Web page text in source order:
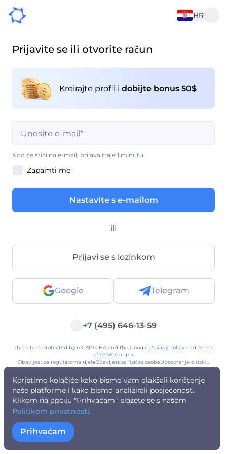
Koristimo kolačiće kako bismo vam olakšali korištenje
naše platforme i kako bismo analizirali posjećenost.
Klikom na opciju "Prihvaćam", slažete se s našom
Politikom privatnosti.
Prihvaćam
HR
Prijavite se ili otvorite račun
Kreirajte profil i dobijte bonus 50$
Kod će stići na e-mail, prijava traje 1 minutu.
Ovo polje je obavezno.
Zapamti me
Nastavite s e-mailom
ili
Prijavi se s lozinkom
Google Telegram
+7 (495) 646-13-59
This site is protected by reCAPTCHA and the Google Privacy Policy and Terms
of Serviceapply.
Obavijest za regulatorna tijelaObavijest za fizičke osobeUpozorenje o riziku